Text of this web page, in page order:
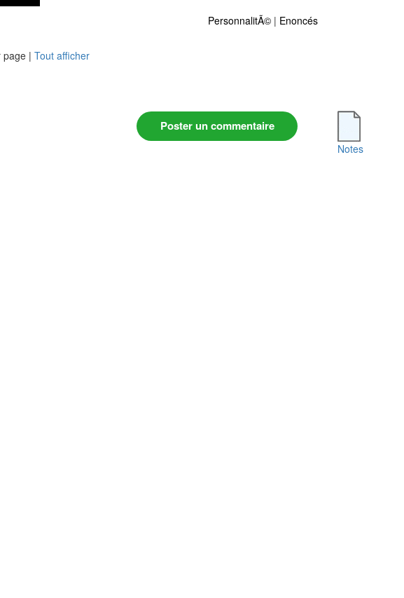
PersonnalitÃ©| Enoncés
page | Tout afficher
Poster un commentaire
Notes